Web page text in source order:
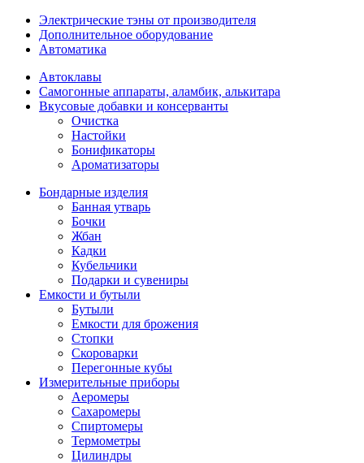
Электрические тэны от производителя
Дополнительное оборудование
Автоматика
Автоклавы
Самогонные аппараты, аламбик, алькитара
Вкусовые добавки и консерванты
Очистка
Настойки
Бонификаторы
Ароматизаторы
Бондарные изделия
Банная утварь
Бочки
Жбан
Кадки
Кубельчики
Подарки и сувениры
Емкости и бутыли
Бутыли
Емкости для брожения
Стопки
Скороварки
Перегонные кубы
Измерительные приборы
Аеромеры
Сахаромеры
Спиртомеры
Термометры
Цилиндры